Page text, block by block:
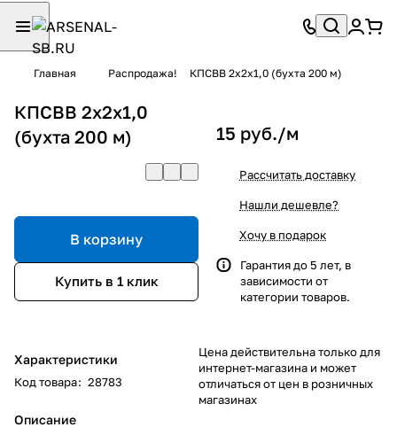
Главная Распродажа! КПСВВ 2x2x1,0 (бухта 200 м)
КПСВВ 2x2x1,0
(бухта 200 м)
В корзину
Купить в 1 клик
Характеристики
Код товара: 28783
Описание
15 руб./м
Рассчитать доставку
Нашли дешевле?
Хочу в подарок
Гарантия до 5 лет, в
зависимости от
категории товаров.
Цена действительна только для
интернет-магазина и может
отличаться от цен в розничных
магазинах